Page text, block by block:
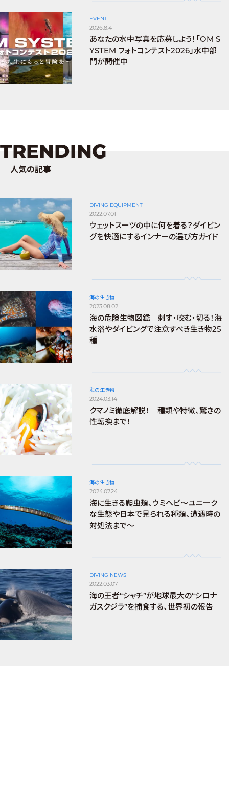
EVENT
2026.8.4
あなたの水中写真を応募しよう！「OM S
YSTEM フォトコンテスト2026」水中部
門が開催中
TRENDING
人気の記事
DIVING EQUIPMENT
2022.07.01
ウェットスーツの中に何を着る？ダイビン
グを快適にするインナーの選び方ガイド
海の生き物
2023.08.02
海の危険生物図鑑｜刺す・咬む・切る！海
水浴やダイビングで注意すべき生き物25
種
海の生き物
2024.03.14
クマノミ徹底解説！ 種類や特徴、驚きの
性転換まで！
海の生き物
2024.07.24
海に生きる爬虫類、ウミヘビ～ユニーク
な生態や日本で見られる種類、遭遇時の
対処法まで～
DIVING NEWS
2022.03.07
海の王者“シャチ”が地球最大の“シロナ
ガスクジラ”を捕食する、世界初の報告